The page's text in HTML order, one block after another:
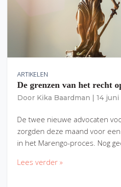
ARTIKELEN
De grenzen van het recht
Door Kika Baardman 14
De twee nieuwe advocaten
zorgden deze maand voor
in het Marengo-proces. Nog
Lees verder »